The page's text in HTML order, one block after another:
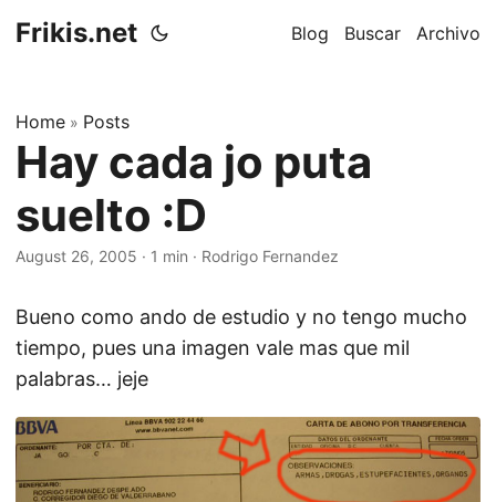
Frikis.net Blog Buscar Archivo
Home » Posts
Hay cada jo puta
suelto :D
August 26, 2005 · 1 min · Rodrigo Fernandez
Bueno como ando de estudio y no tengo mucho
tiempo, pues una imagen vale mas que mil
palabras… jeje